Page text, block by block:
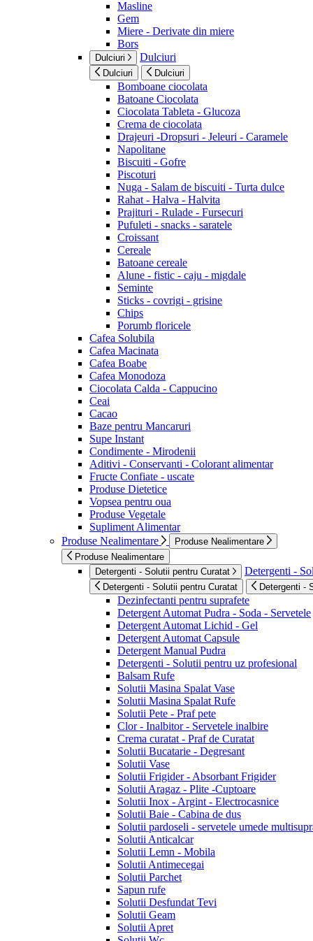
Masline
Gem
Miere - Derivate din miere
Bors
Dulciuri Dulciuri
Dulciuri Dulciuri
Bomboane ciocolata
Batoane Ciocolata
Ciocolata Tableta - Glucoza
Crema de ciocolata
Drajeuri -Dropsuri - Jeleuri - Caramele
Napolitane
Biscuiti - Gofre
Piscoturi
Nuga - Salam de biscuiti - Turta dulce
Rahat - Halva - Halvita
Prajituri - Rulade - Fursecuri
Pufuleti - snacks - saratele
Croissant
Cereale
Batoane cereale
Alune - fistic - caju - migdale
Seminte
Sticks - covrigi - grisine
Chips
Porumb floricele
Cafea Solubila
Cafea Macinata
Cafea Boabe
Cafea Monodoza
Ciocolata Calda - Cappucino
Ceai
Cacao
Baze pentru Mancaruri
Supe Instant
Condimente - Mirodenii
Aditivi - Conservanti - Colorant alimentar
Fructe Confiate - uscate
Produse Dietetice
Vopsea pentru oua
Produse Vegetale
Supliment Alimentar
Produse Nealimentare
Produse Nealimentare
Produse Nealimentare
Detergenti - Solutii pentru Curatat
Detergenti -
Detergenti - Solutii pentru Curatat Detergenti -
Dezinfectanti pentru suprafete
Detergent Automat Pudra - Soda - Servetele
Detergent Automat Lichid - Gel
Detergent Automat Capsule
Detergent Manual Pudra
Detergenti - Solutii pentru uz profesional
Balsam Rufe
Solutii Masina Spalat Vase
Solutii Masina Spalat Rufe
Solutii Pete - Praf pete
Clor - Inalbitor - Servetele inalbire
Crema curatat - Praf de Curatat
Solutii Bucatarie - Degresant
Solutii Vase
Solutii Frigider - Absorbant Frigider
Solutii Aragaz - Plite -Cuptoare
Solutii Inox - Argint - Electrocasnice
Solutii Baie - Cabina de dus
Solutii pardoseli - servetele umede
Solutii Anticalcar
Solutii Lemn - Mobila
Solutii Antimecegai
Solutii Parchet
Sapun rufe
Solutii Desfundat Tevi
Solutii Geam
Solutii Apret